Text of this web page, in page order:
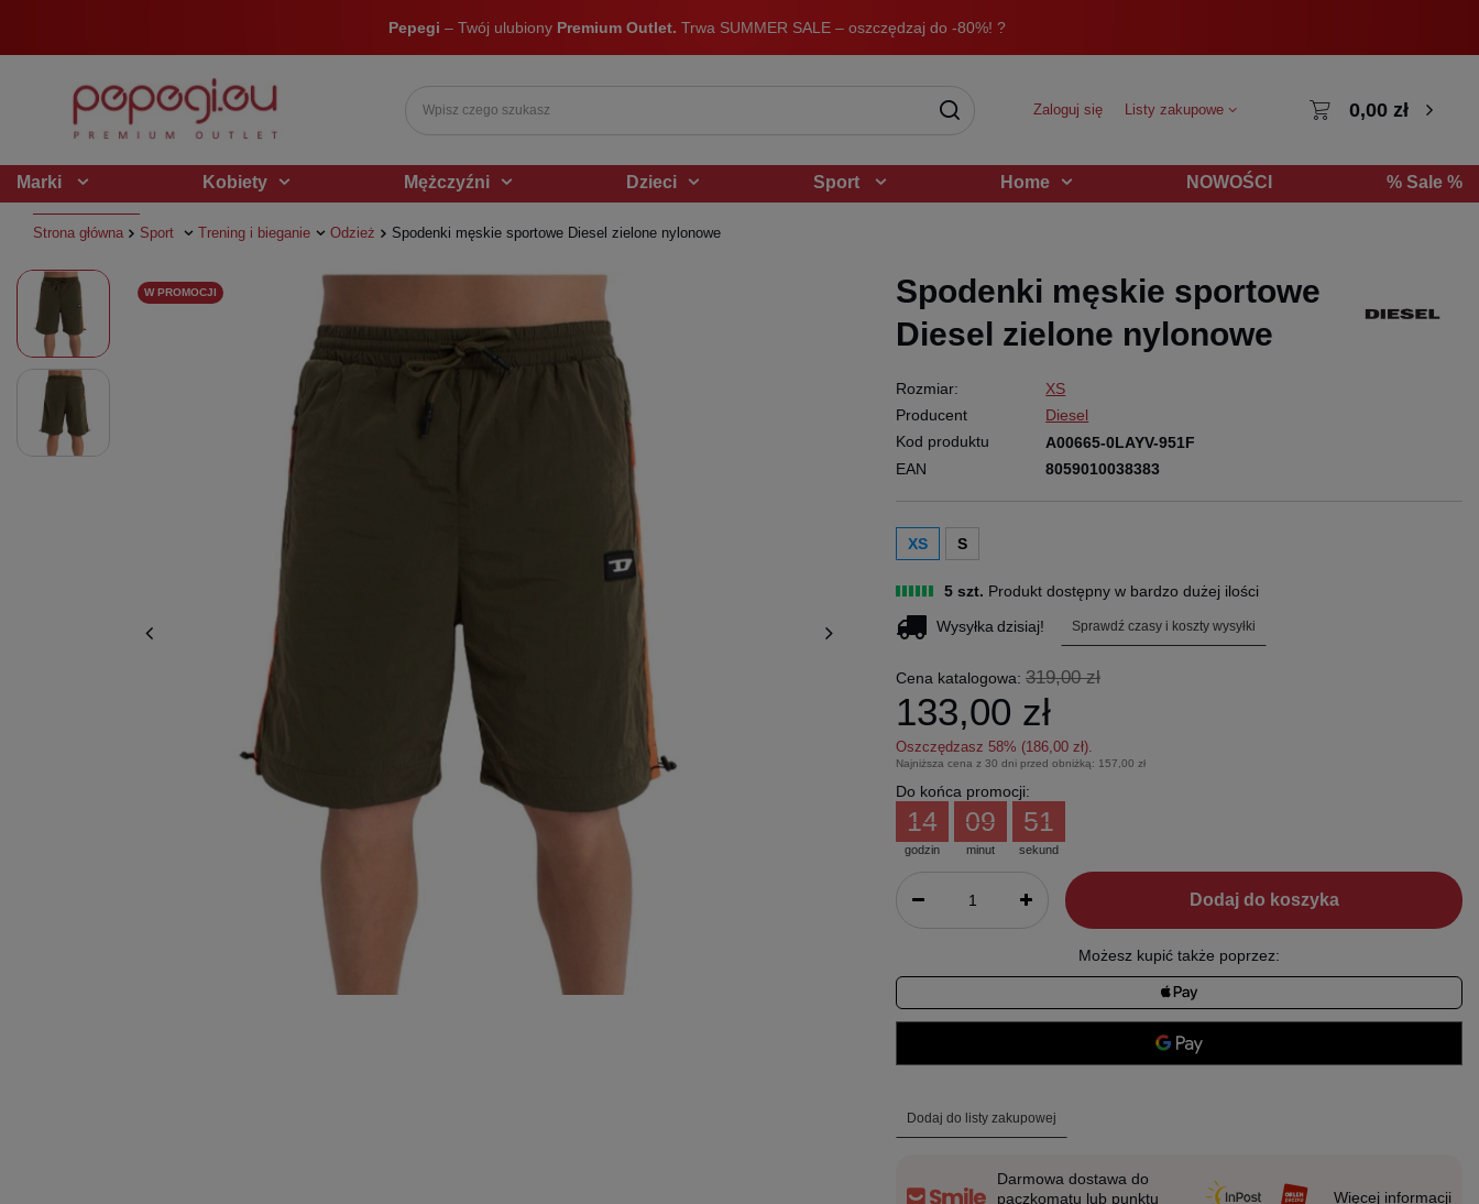
Pepegi – Twój ulubiony Premium Outlet. Trwa SUMMER SALE – oszczędzaj do -80%! ?
Zaloguj się Listy zakupowe 0,00 zł
Marki Kobiety Mężczyźni Dzieci Sport Home NOWOŚCI % Sale %
Strona główna Sport Trening i bieganie Odzież Spodenki męskie sportowe Diesel zielone nylonowe
W PROMOCJI
Spodenki męskie sportowe
Diesel zielone nylonowe
Rozmiar:
XS
Producent
Diesel
Kod produktu
A00665-0LAYV-951F
EAN
8059010038383
XS S
5 szt. Produkt dostępny w bardzo dużej ilości
Wysyłkadzisiaj! Sprawdź czasy i koszty wysyłki
Cena katalogowa: 319,00 zł
133,00 zł
Oszczędzasz 58% (186,00 zł).
Najniższa cena z 30 dni przed obniżką: 157,00 zł
Do końca promocji:
godzin
14
minut
09
sekund
50
Dodaj do koszyka
Możesz kupić także poprzez:
Dodaj do listy zakupowej
Darmowa dostawa do
paczkomatu lub punktu
Więcej informacji